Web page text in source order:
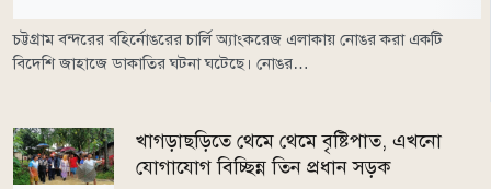
চট্টগ্রাম বন্দরের বহির্নোঙরের চার্লি অ্যাংকরেজ এলাকায় নোঙর করা একটি
বিদেশি জাহাজে ডাকাতির ঘটনা ঘটেছে। নোঙর…
খাগড়াছড়িতে থেমে থেমে বৃষ্টিপাত, এখনো
যোগাযোগ বিচ্ছিন্ন তিন প্রধান সড়ক